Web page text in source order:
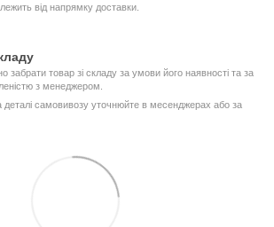
від напрямку доставки.
забрати товар зі складу за умови його наявності та за
з менеджером.
деталі самовивозу уточнюйте в месенджерах або за